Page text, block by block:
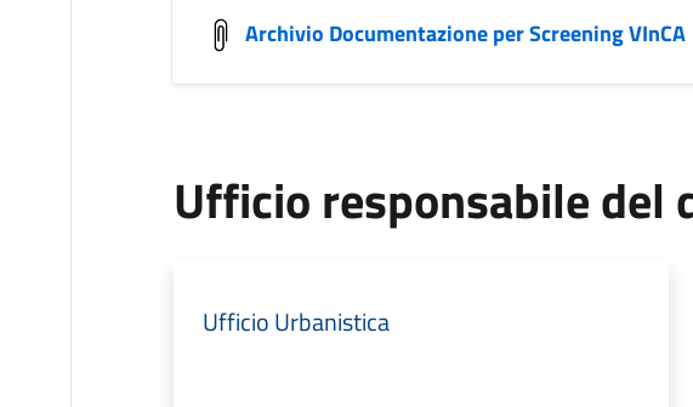
Archivio Documentazione per Screening VInCA
Ufficio responsabile del
Ufficio Urbanistica